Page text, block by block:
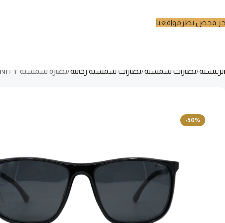
فحص نظر مواقعنا
الرئيسية نظارات شمسية نظارات شمسية رجالية نظارة شمسية DIFINITY للرجال مستطيل لون أسود – 55T005 C1
-50%